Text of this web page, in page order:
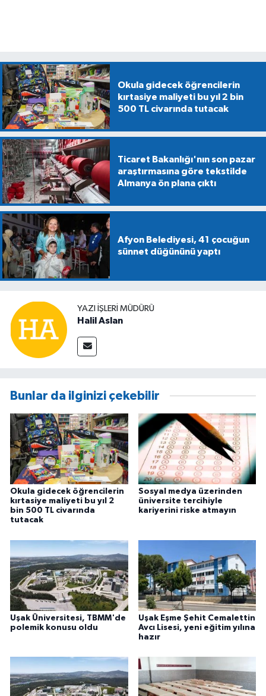
Okula gidecek öğrencilerin
kırtasiye maliyeti bu yıl 2 bin
500 TL civarında tutacak
Ticaret Bakanlığı'nın son pazar
araştırmasına göre tekstilde
Almanya ön plana çıktı
Afyon Belediyesi, 41 çocuğun
sünnet düğününü yaptı
YAZI İŞLERİ MÜDÜRÜ
Halil Aslan
Bunlar da ilginizi çekebilir
Okula gidecek öğrencilerin
kırtasiye maliyeti bu yıl 2
bin 500 TL civarında
tutacak
Sosyal medya üzerinden
üniversite tercihiyle
kariyerini riske atmayın
Uşak Üniversitesi, TBMM'de
polemik konusu oldu
Uşak Eşme Şehit Cemalettin
Avcı Lisesi, yeni eğitim yılına
hazır